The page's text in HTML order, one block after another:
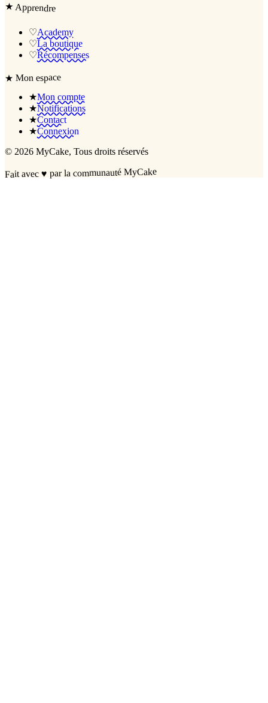
★Apprendre
♡Academy
♡La boutique
♡Récompenses
★Mon espace
★Mon compte
★Notifications
★Contact
★Connexion
© 2026 MyCake, Tous droits réservés
Fait avec♥ par la communauté MyCake